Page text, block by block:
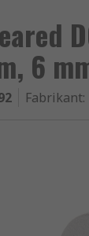
6
Fabrikant: